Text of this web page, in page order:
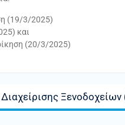
(19/3/2025)
και
(20/3/2025)
Ξενοδοχείων